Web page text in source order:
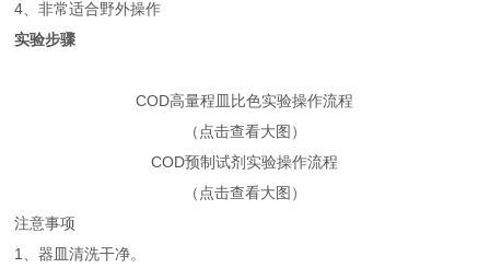
4、非常适合野外操作
实验步骤
COD高量程皿比色实验操作流程
（点击查看大图）
COD预制试剂实验操作流程
（点击查看大图）
注意事项
1、器皿清洗干净。